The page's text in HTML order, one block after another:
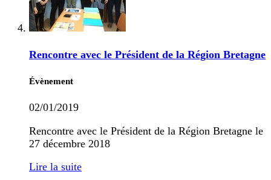
Rencontre avec le Président de la Région Bretagne
Évènement
02/01/2019
Rencontre avec le Président de la Région Bretagne le
27 décembre 2018
Lire la suite